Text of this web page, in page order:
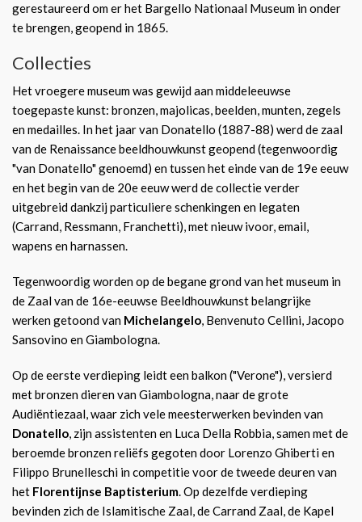
gerestaureerd om er het Bargello Nationaal Museum in onder
te brengen, geopend in 1865.
Collecties
Het vroegere museum was gewijd aan middeleeuwse
toegepaste kunst: bronzen, majolicas, beelden, munten, zegels
en medailles. In het jaar van Donatello (1887-88) werd de zaal
van de Renaissance beeldhouwkunst geopend (tegenwoordig
"van Donatello" genoemd) en tussen het einde van de 19e eeuw
en het begin van de 20e eeuw werd de collectie verder
uitgebreid dankzij particuliere schenkingen en legaten
(Carrand, Ressmann, Franchetti), met nieuw ivoor, email,
wapens en harnassen.
Tegenwoordig worden op de begane grond van het museum in
de Zaal van de 16e-eeuwse Beeldhouwkunst belangrijke
werken getoond van Michelangelo, Benvenuto Cellini, Jacopo
Sansovino en Giambologna.
Op de eerste verdieping leidt een balkon ("Verone"), versierd
met bronzen dieren van Giambologna, naar de grote
Audiëntiezaal, waar zich vele meesterwerken bevinden van
Donatello, zijn assistenten en Luca Della Robbia, samen met de
beroemde bronzen reliëfs gegoten door Lorenzo Ghiberti en
Filippo Brunelleschi in competitie voor de tweede deuren van
het Florentijnse Baptisterium. Op dezelfde verdieping
bevinden zich de Islamitische Zaal, de Carrand Zaal, de Kapel